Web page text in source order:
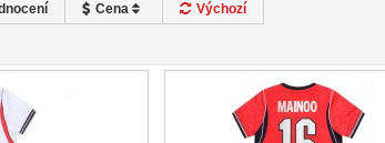
Cena Výchozí